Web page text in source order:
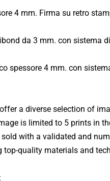
Fiume Gange
Mandala
Danza delle
Temporale
USA -
Svizzera -
Isole Eolie -
Sant'Oreste
Roma - Via
Dibond
4 mm. Firma su retro
da 3 mm. con sistema
spessore 4 mm. con
a diverse selection of
is limited to 5 prints in
with a validated and
top-quality materials and